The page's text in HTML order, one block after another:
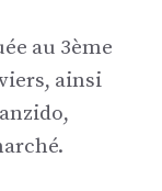
au 3ème
ainsi